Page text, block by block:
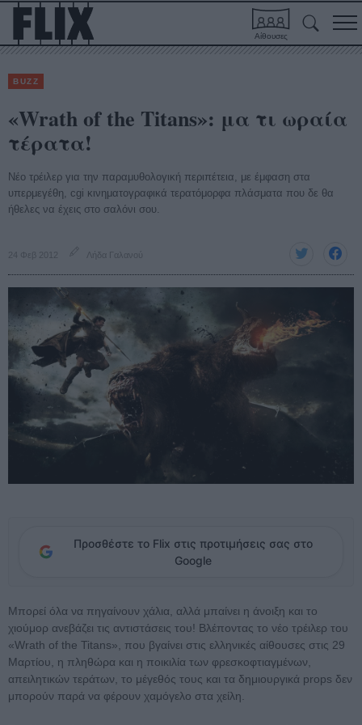
Αίθουσες
BUZZ
«Wrath of the Titans»: μα τι ωραία
τέρατα!
Νέο τρέιλερ για την παραμυθολογική περιπέτεια, με έμφαση στα
υπερμεγέθη, cgi κινηματογραφικά τερατόμορφα πλάσματα που δε θα
ήθελες να έχεις στο σαλόνι σου.
24 Φεβ 2012 Λήδα Γαλανού
Προσθέστε το Flix στις προτιμήσεις σας στο
Google
Μπορεί όλα να πηγαίνουν χάλια, αλλά μπαίνει η άνοιξη και το
χιούμορ ανεβάζει τις αντιστάσεις του! Βλέποντας το νέο τρέιλερ του
«Wrath of the Titans», που βγαίνει στις ελληνικές αίθουσες στις 29
Μαρτίου, η πληθώρα και η ποικιλία των φρεσκοφτιαγμένων,
απειλητικών τεράτων, το μέγεθός τους και τα δημιουργικά props δεν
μπορούν παρά να φέρουν χαμόγελο στα χείλη.